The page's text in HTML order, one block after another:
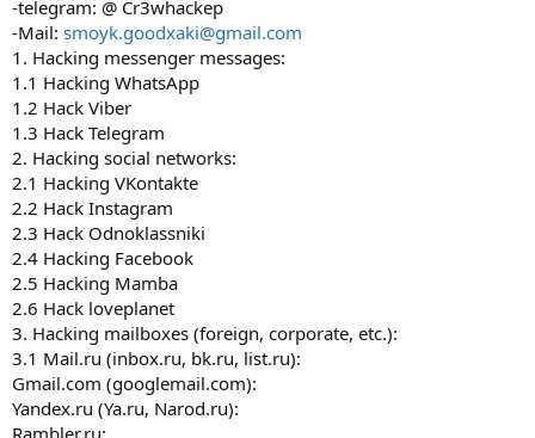
-telegram: @ Cr3whackep
-Mail: smoyk.goodxaki@gmail.com
1. Hacking messenger messages:
1.1 Hacking WhatsApp
1.2 Hack Viber
1.3 Hack Telegram
2. Hacking social networks:
2.1 Hacking VKontakte
2.2 Hack Instagram
2.3 Hack Odnoklassniki
2.4 Hacking Facebook
2.5 Hacking Mamba
2.6 Hack loveplanet
3. Hacking mailboxes (foreign, corporate, etc.):
3.1 Mail.ru (inbоx.ru, bk.ru, list.ru):
Gmail.com (googlemail.com):
Yandex.ru (Ya.ru, Narod.ru):
Rambler.ru: